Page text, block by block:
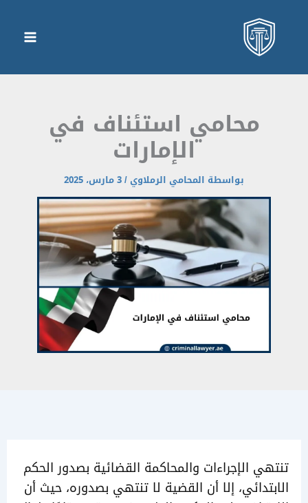
محامي استئناف في
الإمارات
المحامي الرملاوي/ 3 مارس، 2025
الإجراءات والمحاكمة القضائية بصدور الحكم
إلا أن القضية لا تنتهي بصدوره، حيث أن